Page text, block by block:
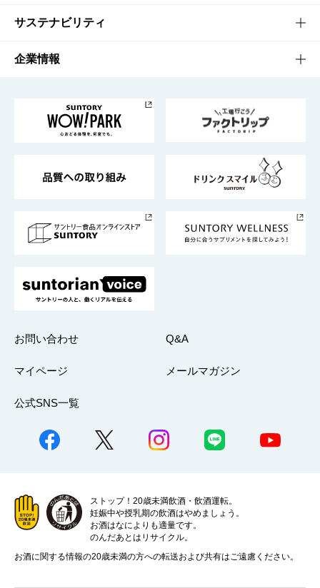
商品発売情報
栄養成分一覧
キャンペーン
工場見学
地域情報
文化・スポーツTOP
サントリーホール
サントリーサンバーズ大阪
サステナビリティ
サステナビリティTOP
サントリーが考えるサステナビリティ経営
企業情報
企業概要
採用情報
お問い合わせ Q&A
マイページ メールマガジン
公式SNS一覧
ストップ！20歳未満飲酒・飲酒運転。
妊娠中や授乳期の飲酒はやめましょう。
お酒はなによりも適量です。
のんだあとはリサイクル。
お酒に関する情報の20歳未満の方への転送および共有はご遠慮ください。